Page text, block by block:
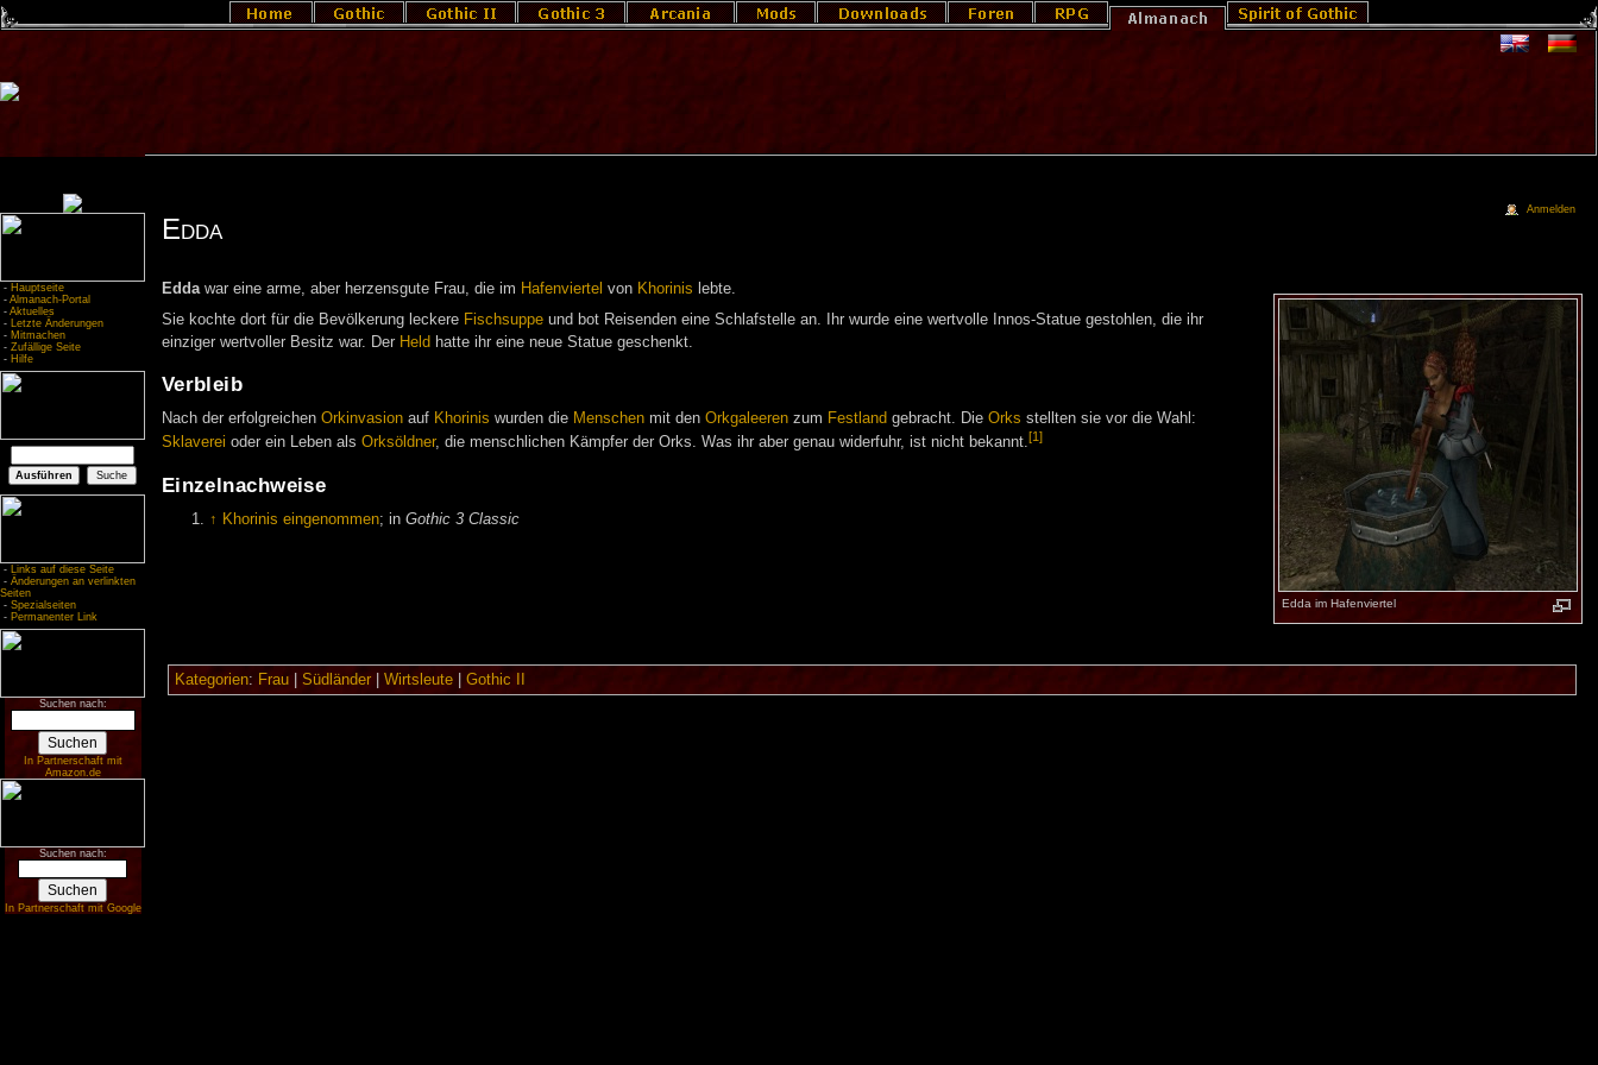
- Hauptseite
- Almanach-Portal
- Aktuelles
- Letzte Änderungen
- Mitmachen
- Zufällige Seite
- Hilfe
- Links auf diese Seite
- Änderungen an verlinkten
Seiten
- Spezialseiten
- Permanenter Link
Suchen nach:
In Partnerschaft mit
Amazon.de
Suchen nach:
In Partnerschaft mit Google
Edda
Edda im Hafenviertel
Eddawar eine arme, aber herzensgute Frau, die im Hafenviertel von Khorinis lebte.
Sie kochte dort für die Bevölkerung leckere Fischsuppeund bot Reisenden eine Schlafstelle an. Ihr wurde eine wertvolle Innos-Statue gestohlen, die ihr
einziger wertvoller Besitz war. Der Held hatte ihr eine neue Statue geschenkt.
Verbleib
Nach der erfolgreichen Orkinvasionauf Khorinis wurden die Menschenmit den Orkgaleerenzum Festland gebracht. Die Orks stellten sie vor die Wahl:
Sklaverei oder ein Leben als Orksöldner, die menschlichen Kämpfer der Orks. Was ihr aber genau widerfuhr, ist nicht bekannt.[1]
Einzelnachweise
↑ Khorinis eingenommen; inGothic 3 Classic
Kategorien: Frau| Südländer| Wirtsleute| Gothic II
Anmelden